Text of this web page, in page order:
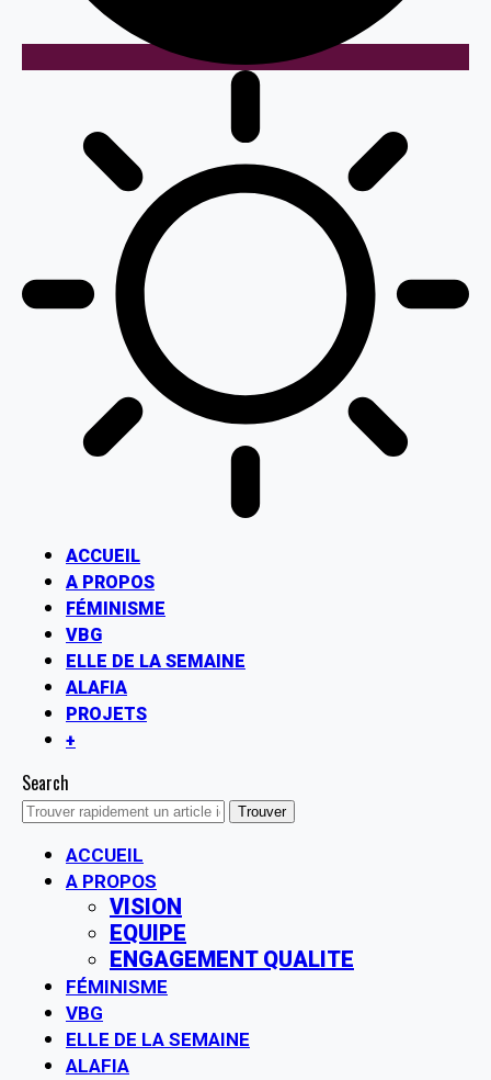
ACCUEIL
A PROPOS
FÉMINISME
VBG
ELLE DE LA SEMAINE
ALAFIA
PROJETS
+
Search
ACCUEIL
A PROPOS
VISION
EQUIPE
ENGAGEMENT QUALITE
FÉMINISME
VBG
ELLE DE LA SEMAINE
ALAFIA